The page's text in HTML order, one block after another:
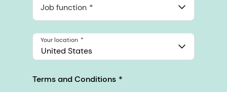
548 Market St Pmb 90375, San Francisco, California, US
Job function
United States
Your location
Terms and Conditions